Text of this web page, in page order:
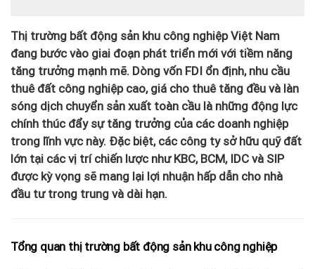
Thị trường bất động sản khu công nghiệp Việt Nam
đang bước vào giai đoạn phát triển mới với tiềm năng
tăng trưởng mạnh mẽ. Dòng vốn FDI ổn định, nhu cầu
thuê đất công nghiệp cao, giá cho thuê tăng đều và làn
sóng dịch chuyển sản xuất toàn cầu là những động lực
chính thúc đẩy sự tăng trưởng của các doanh nghiệp
trong lĩnh vực này. Đặc biệt, các công ty sở hữu quỹ đất
lớn tại các vị trí chiến lược như KBC, BCM, IDC và SIP
được kỳ vọng sẽ mang lại lợi nhuận hấp dẫn cho nhà
đầu tư trong trung và dài hạn.
Tổng quan thị trường bất động sản khu công nghiệp